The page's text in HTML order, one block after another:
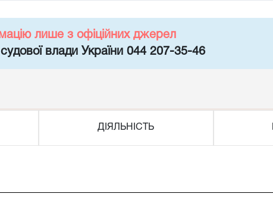
лише з офіційних джерел
влади України 044 207-35-46
ДІЯЛЬНІСТЬ